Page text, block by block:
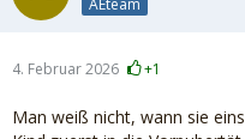
4. Februar 2026 +1
Man weiß nicht, wann sie